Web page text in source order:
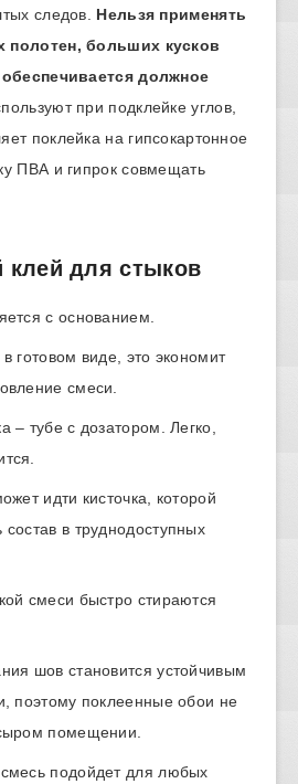
следов. Нельзя применять
полотен, больших кусков
должное
при подклейке углов,
поклейка на гипсокартонное
ПВА и гипрок совмещать
для стыков
с основанием.
готовом виде, это экономит
смеси.
– тубе с дозатором. Легко,
идти кисточка, которой
в труднодоступных
смеси быстро стираются
шов становится устойчивым
поэтому поклеенные обои не
помещении.
подойдет для любых